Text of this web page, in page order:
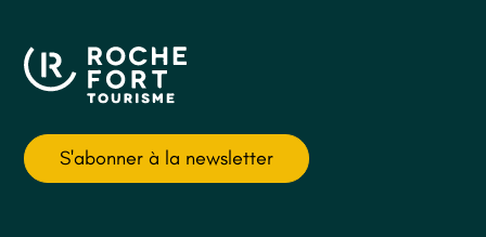
S'abonner à la newsletter